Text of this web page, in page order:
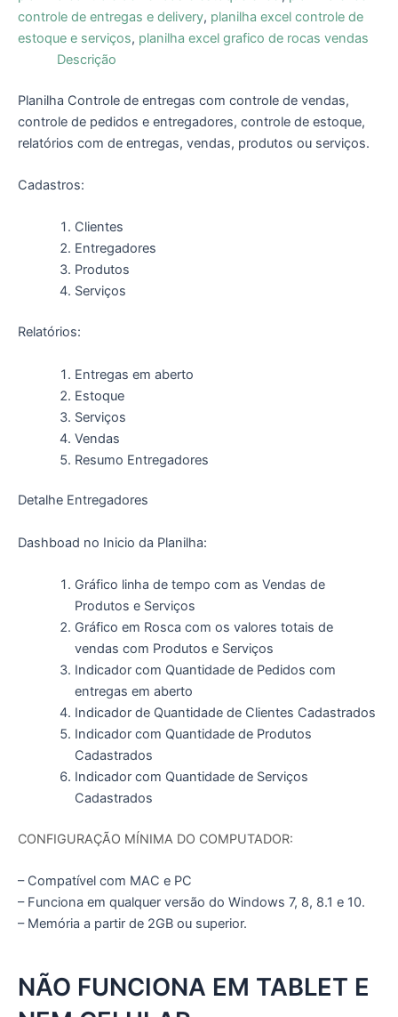
controle de entregas e delivery, planilha excel controle de
estoque e serviços, planilha excel grafico de rocas vendas
Descrição
Planilha Controle de entregas com controle de vendas,
controle de pedidos e entregadores, controle de estoque,
relatórios com de entregas, vendas, produtos ou serviços.
Cadastros:
Clientes
Entregadores
Produtos
Serviços
Relatórios:
Entregas em aberto
Estoque
Serviços
Vendas
Resumo Entregadores
Detalhe Entregadores
Dashboad no Inicio da Planilha:
Gráfico linha de tempo com as Vendas de
Produtos e Serviços
Gráfico em Rosca com os valores totais de
vendas com Produtos e Serviços
Indicador com Quantidade de Pedidos com
entregas em aberto
Indicador de Quantidade de Clientes Cadastrados
Indicador com Quantidade de Produtos
Cadastrados
Indicador com Quantidade de Serviços
Cadastrados
CONFIGURAÇÃO MÍNIMA DO COMPUTADOR:
– Compatível com MAC e PC
– Funciona em qualquer versão do Windows 7, 8, 8.1 e 10.
– Memória a partir de 2GB ou superior.
NÃO FUNCIONA EM TABLET E